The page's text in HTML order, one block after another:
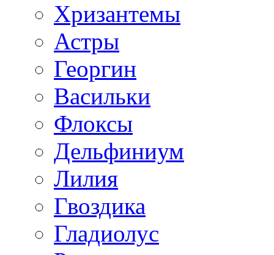
Хризантемы
Астры
Георгин
Васильки
Флоксы
Дельфиниум
Лилия
Гвоздика
Гладиолус